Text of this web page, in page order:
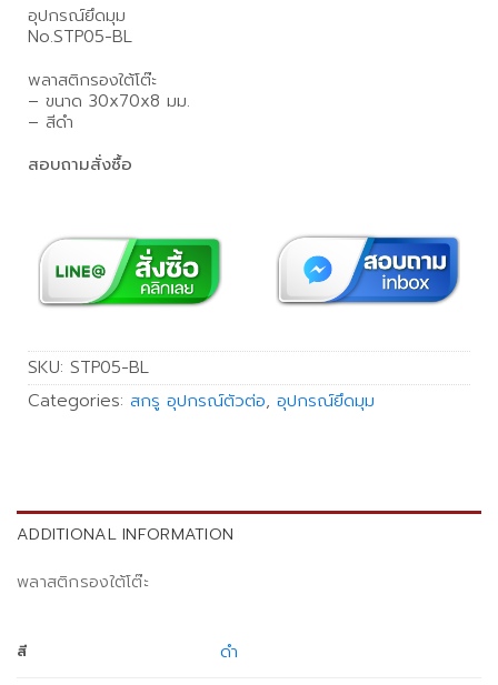
อุปกรณ์ยึดมุม
No.STP05-BL
พลาสติกรองใต้โต๊ะ
– ขนาด 30x70x8 มม.
– สีดำ
สอบถามสั่งซื้อ
SKU: STP05-BL
Categories: สกรู อุปกรณ์ตัวต่อ, อุปกรณ์ยึดมุม
ADDITIONAL INFORMATION
พลาสติกรองใต้โต๊ะ
สี ดำ